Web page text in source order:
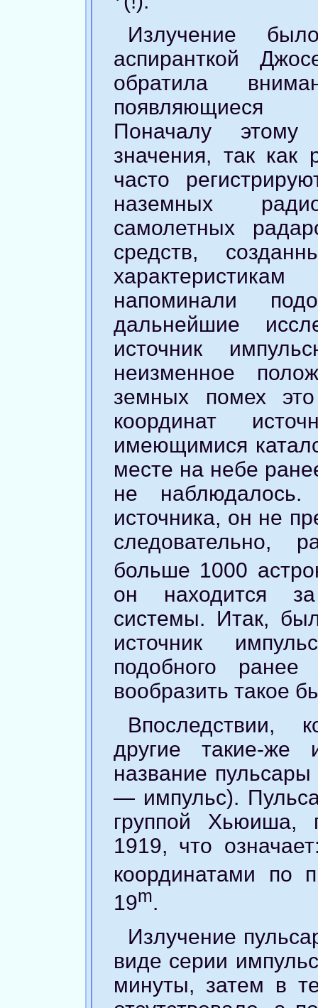
Излучение
аспиранткой
обратила
появляющиеся
Поначалу
значения, так как
часто
наземных
самолетных
средств,
напоминали
дальнейшие
источник
неизменное
земных помех
координат
имеющимися
месте на небе
не
источника, он не
следовательно,
больше 1000
он находится
системы. Итак,
источник
подобного
вообразить такое
Впоследствии,
другие такие-же
название пульсары
— импульс).
группой Хьюиша,
1919, что
координатами по
19m.
Излучение
виде серии
минуты, затем в